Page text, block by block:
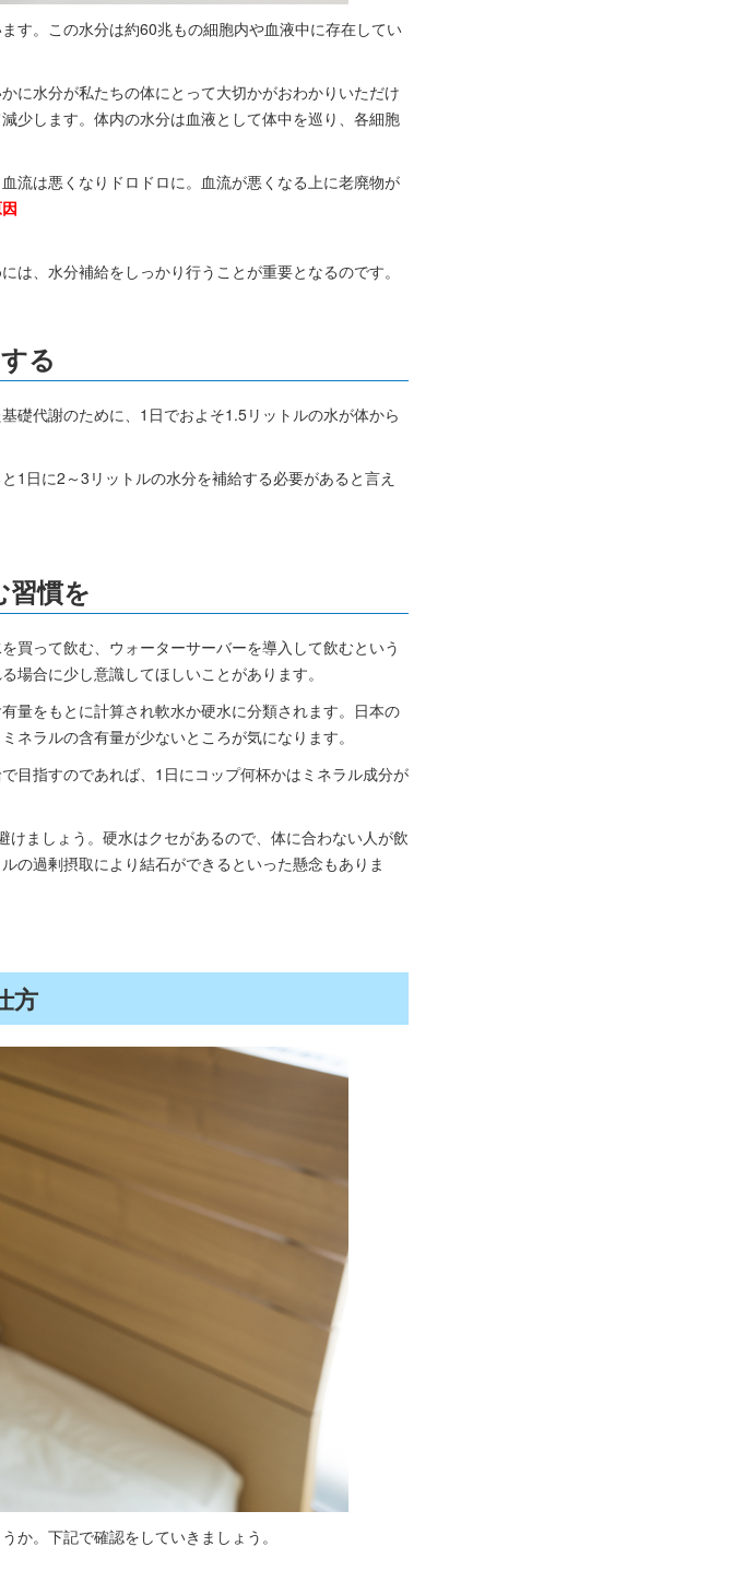
す。この水分は約60兆もの細胞内や血液中に存在してい
に水分が私たちの体にとって大切かがおわかりいただけ
少します。体内の水分は血液として体中を巡り、各細胞
流は悪くなりドロドロに。血流が悪くなる上に老廃物が
は、水分補給をしっかり行うことが重要となるのです。
る
礎代謝のために、1日でおよそ1.5リットルの水が体から
1日に2～3リットルの水分を補給する必要があると言え
習慣を
買って飲む、ウォーターサーバーを導入して飲むという
場合に少し意識してほしいことがあります。
量をもとに計算され軟水か硬水に分類されます。日本の
ラルの含有量が少ないところが気になります。
目指すのであれば、1日にコップ何杯かはミネラル成分が
ましょう。硬水はクセがあるので、体に合わない人が飲
の過剰摂取により結石ができるといった懸念もありま
方
か。下記で確認をしていきましょう。